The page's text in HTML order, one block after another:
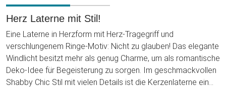
Herz Laterne mit Stil!
Eine Laterne in Herzform mit Herz-Tragegriff und
verschlungenem Ringe-Motiv: Nicht zu glauben! Das elegante
Windlicht besitzt mehr als genug Charme, um als romantische
Deko-Idee für Begeisterung zu sorgen. Im geschmackvollen
Shabby Chic Stil mit vielen Details ist die Kerzenlaterne ein